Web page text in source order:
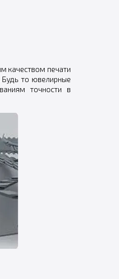
качеством печати
Будь то ювелирные
точности в